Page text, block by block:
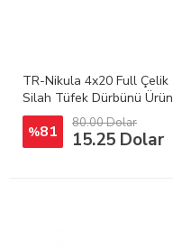
TR-Nikula 4x20 Full Çelik
Silah Tüfek Dürbünü Ürün
%81 80.00 Dolar
15.25 Dolar